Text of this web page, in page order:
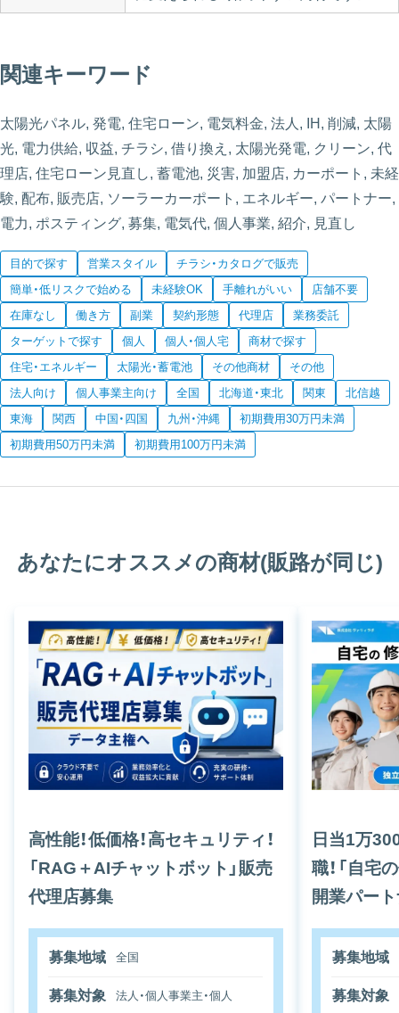
関連キーワード
太陽光パネル, 発電, 住宅ローン, 電気料金, 法人, IH, 削減, 太陽
光, 電力供給, 収益, チラシ, 借り換え, 太陽光発電, クリーン, 代
理店, 住宅ローン見直し, 蓄電池, 災害, 加盟店, カーポート, 未経
験, 配布, 販売店, ソーラーカーポート, エネルギー, パートナー,
電力, ポスティング, 募集, 電気代, 個人事業, 紹介, 見直し
目的で探す 営業スタイル
チラシ・カタログで販売
簡単・低リスクで始める
未経験OK 手離れがいい
店舗不要
在庫なし
働き方 副業 契約形態 代理店
業務委託
ターゲットで探す
個人 個人・個人宅
商材で探す
住宅・エネルギー
太陽光・蓄電池 その他商材
その他
法人向け
個人事業主向け 全国 北海道・東北 関東
北信越
東海
関西 中国・四国 九州・沖縄
初期費用30万円未満
初期費用50万円未満
初期費用100万円未満
あなたにオススメの商材(販路が同じ)
高性能！低価格！高セキュリティ！
「RAG＋AIチャットボット」販売
代理店募集
募集地域 全国
募集対象 法人・個人事業主・個人
日当1万
職！「自宅
開業パー
募集地域
募集対象